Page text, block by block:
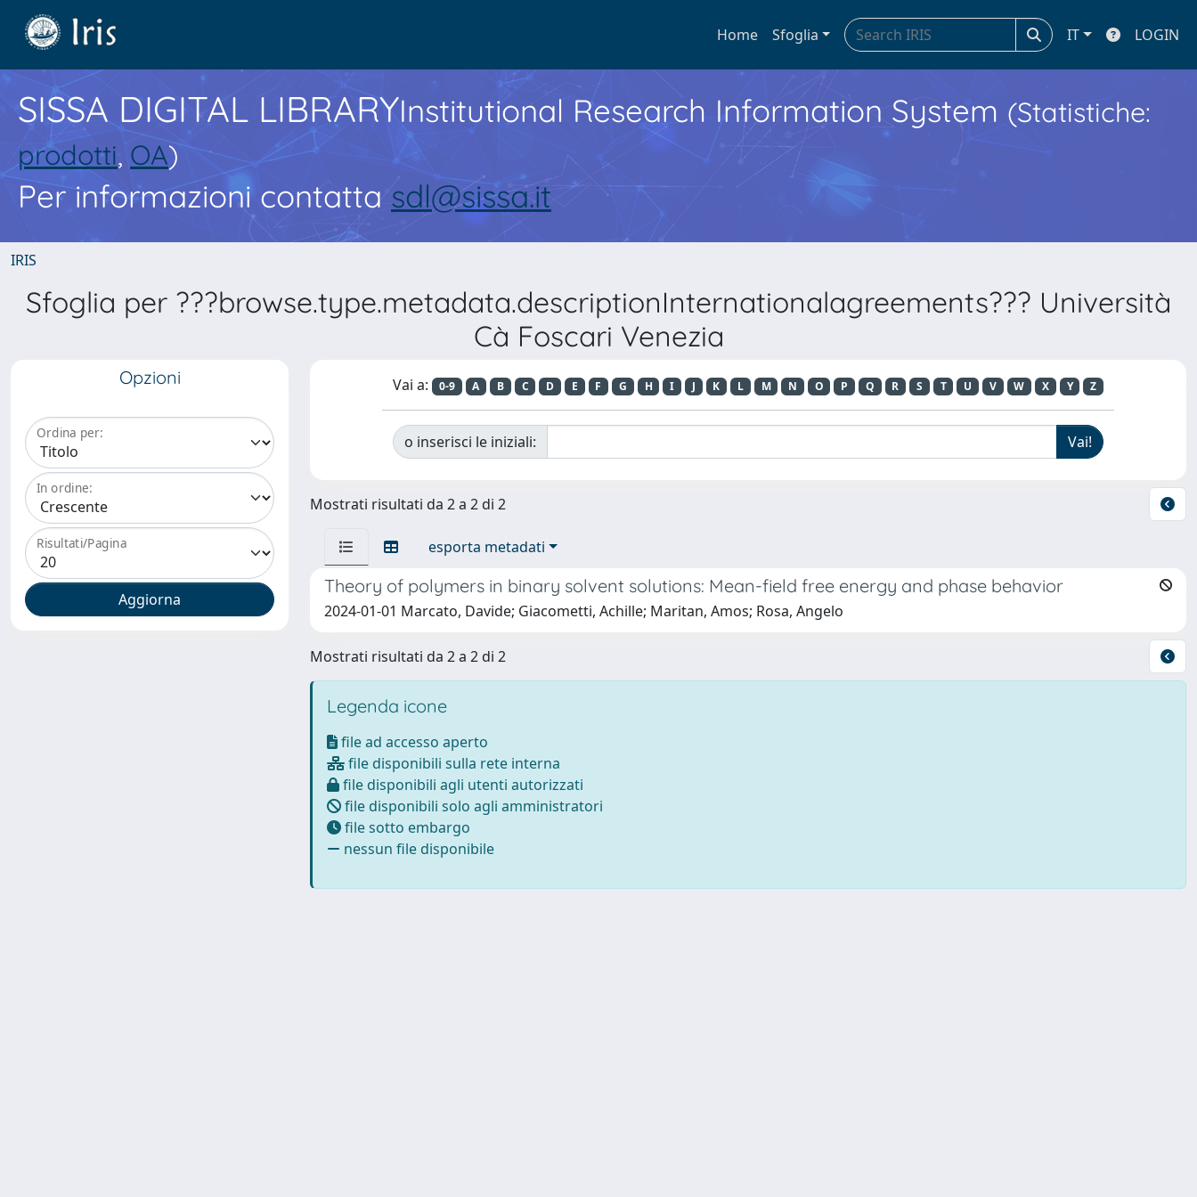
Home Sfoglia IT LOGIN
SISSA DIGITAL LIBRARYInstitutional Research Information System (Statistiche:
prodotti, OA)
Per informazioni contatta sdl@sissa.it
IRIS
Sfoglia per ???browse.type.metadata.descriptionInternationalagreements??? Università
Cà Foscari Venezia
Opzioni
Ordina per:
In ordine:
Risultati/Pagina
Vai a: 0-9 A B C D E F G H I J K L M N O P Q R S T U V W X Y Z
o inserisci le iniziali:
Mostrati risultati da 2 a 2 di 2
esporta metadati
Theory of polymers in binary solvent solutions: Mean-field free energy and phase behavior
2024-01-01 Marcato, Davide; Giacometti, Achille; Maritan, Amos; Rosa, Angelo
Mostrati risultati da 2 a 2 di 2
Legenda icone
file ad accesso aperto
file disponibili sulla rete interna
file disponibili agli utenti autorizzati
file disponibili solo agli amministratori
file sotto embargo
nessun file disponibile